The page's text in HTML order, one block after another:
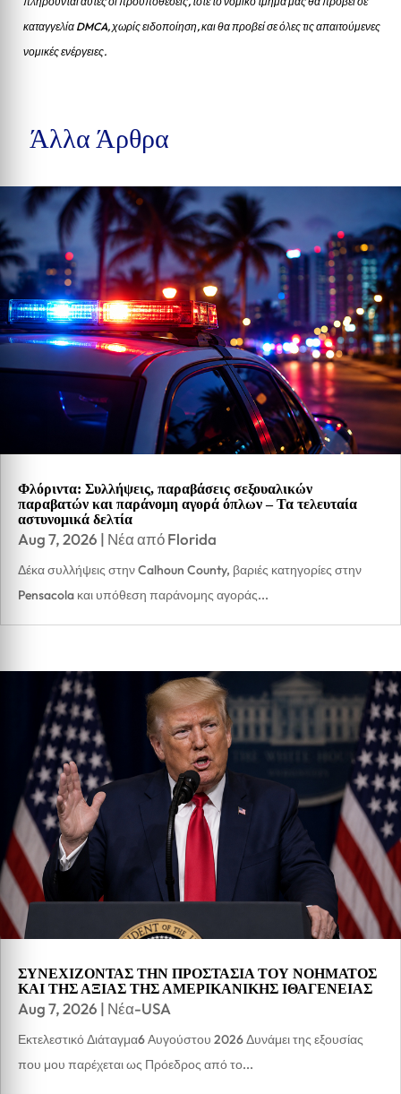
καταγγελία DMCA, χωρίς ειδοποίηση, και θα προβεί σε όλες τις απαιτούμενες
νομικές ενέργειες.
Άλλα Άρθρα
Φλόριντα: Συλλήψεις, παραβάσεις σεξουαλικών
παραβατών και παράνομη αγορά όπλων – Τα τελευταία
αστυνομικά δελτία
Aug 7, 2026 | Νέα από Florida
Δέκα συλλήψεις στην Calhoun County, βαριές κατηγορίες στην
Pensacola και υπόθεση παράνομης αγοράς...
ΣΥΝΕΧΙΖΟΝΤΑΣ ΤΗΝ ΠΡΟΣΤΑΣΙΑ ΤΟΥ ΝΟΗΜΑΤΟΣ
ΚΑΙ ΤΗΣ ΑΞΙΑΣ ΤΗΣ ΑΜΕΡΙΚΑΝΙΚΗΣ ΙΘΑΓΕΝΕΙΑΣ
Aug 7, 2026 | Νέα-USA
Εκτελεστικό Διάταγμα6 Αυγούστου 2026 Δυνάμει της εξουσίας
που μου παρέχεται ως Πρόεδρος από το...